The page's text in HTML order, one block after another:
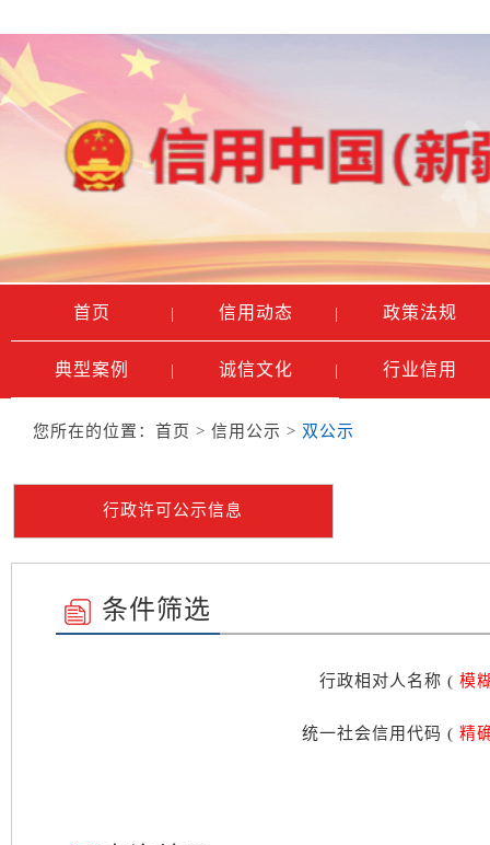
首页 | 信用动态 | 政策法规
典型案例 | 诚信文化 | 行业信用
您所在的位置： 首页 > 信用公示 > 双公示
行政许可公示信息